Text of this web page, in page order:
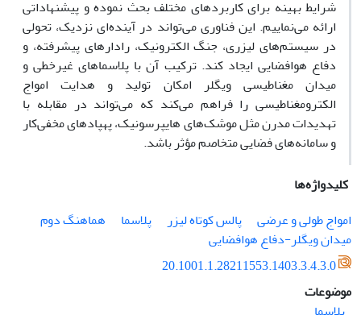
شرایط بهینه برای کاربردهای مختلف بحث نموده و پیشنهاداتی
ارائه می‌نماییم. این فناوری می‌تواند در آینده‌ای نزدیک، تحولی
در سیستم‌های لیزری، جنگ الکترونیک، رادارهای پیشرفته، و
دفاع هوافضایی ایجاد کند. ترکیب آن با پلاسماهای غیرخطی و
میدان مغناطیسی ویگلر امکان تولید و هدایت امواج
الکترومغناطیسی را فراهم می‌کند که می‌تواند در مقابله با
تهدیدات مدرن مثل موشک‌های هایپرسونیک، پهپادهای مخفی‌کار
و سامانه‌های فضایی متخاصم مؤثر باشد.
کلیدواژه‌ها
امواج طولی و عرضی
پالس کوتاه لیزر پلاسما
هماهنگ دوم
میدان ویگلر-دفاع هوافضایی
20.1001.1.28211553.1403.3.4.3.0
موضوعات